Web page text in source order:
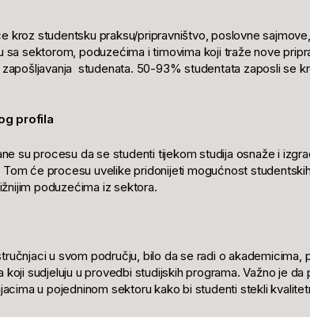
kroz studentsku praksu/pripravništvo, poslovne
sektorom, poduzećima i timovima koji traže nove
studenata. 50-93% studentata zaposli se
profila
su procesu da se studenti tijekom studija osnaže i
će procesu uvelike pridonijeti mogućnost
poduzećima iz sektora.
u svom području, bilo da se radi o akademicima,
koji sudjeluju u provedbi studijskih programa. Važno je
u pojedninom sektoru kako bi studenti stekli